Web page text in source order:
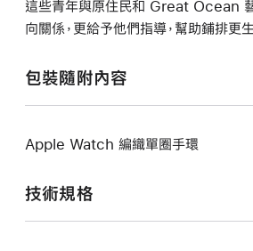
這些青年與原住民和 Great Ocean
向關係，更給予他們指導，幫助鋪排更
包裝隨附內容
Apple Watch 編織單圈手環
技術規格